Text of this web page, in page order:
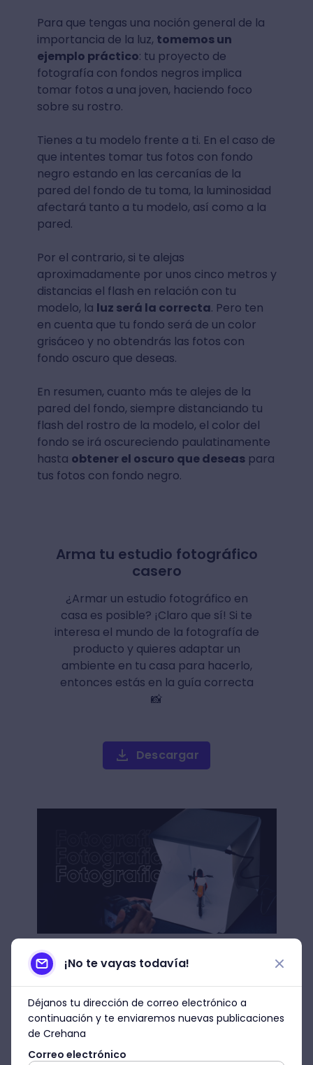
Para que tengas una noción general de la
importancia de la luz, tomemos un
ejemplo práctico: tu proyecto de
fotografía con fondos negros implica
tomar fotos a una joven, haciendo foco
sobre su rostro.
Tienes a tu modelo frente a ti. En el caso de
que intentes tomar tus fotos con fondo
negro estando en las cercanías de la
pared del fondo de tu toma, la luminosidad
afectará tanto a tu modelo, así como a la
pared.
Por el contrario, si te alejas
aproximadamente por unos cinco metros y
distancias el flash en relación con tu
modelo, la luz será la correcta. Pero ten
en cuenta que tu fondo será de un color
grisáceo y no obtendrás las fotos con
fondo oscuro que deseas.
En resumen, cuanto más te alejes de la
pared del fondo, siempre distanciando tu
flash del rostro de la modelo, el color del
fondo se irá oscureciendo paulatinamente
hasta obtener el oscuro que deseaspara
tus fotos con fondo negro.
Arma tu estudio fotográfico
casero
¿Armar un estudio fotográfico en
casa es posible? ¡Claro que sí! Si te
interesa el mundo de la fotografía de
producto y quieres adaptar un
ambiente en tu casa para hacerlo,
entonces estás en la guía correcta
📸
Descargar
¿Cómo mejorar tus fotos con
fondo negro?
Pues bien, siguiendo con nuestro análisis,
mejores fotos con fondo oscuro. Una de
¡No te vayas todavía!
Déjanos tu dirección de correo electrónico a
continuación y te enviaremos nuevas publicaciones
de Crehana
Correo electrónico